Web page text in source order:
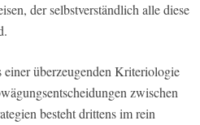
der selbstverständlich alle diese
überzeugenden Kriteriologie
zwischen
besteht drittens im rein